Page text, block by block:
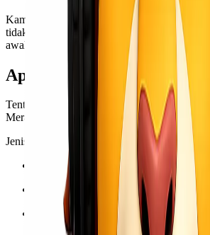
Kami selalu transparan dalam memberikan
tidak perlu khawatir biaya tambahan yang
awal.
Apakah Bisa Kirim Barang
Tentu bisa! Lionel Express melayani
Merauke ke Surabaya dengan cepat, aman,
Jenis barang retail yang bisa kamu kirim
Pakaian, tas, atau sepatu
Produk kecantikan
Alat rumah tangga